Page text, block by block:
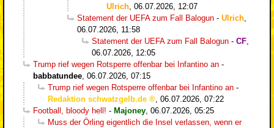
Ulrich 06.07.2026, 12:07
Statement der UEFA zum Fall Balogun - Ulrich
06.07.2026, 11:58
Statement der UEFA zum Fall Balogun - CF
06.07.2026, 12:05
Trump rief wegen Rotsperre offenbar bei Infantino an -
babbatundee 06.07.2026, 07:15
Trump rief wegen Rotsperre offenbar bei Infantino an -
Redaktion schwatzgelb.de
06.07.2026, 07:22
Football, bloody hell! - Majoney 06.07.2026, 05:25
Muss der Örling eigentlich die Insel verlassen, wenn er